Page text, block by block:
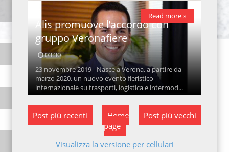
Alis promuove l’accordo con
gruppo Veronafiere
03:30
23 novembre 2019 - Nasce a Verona, a partire da
marzo 2020, un nuovo evento fieristico
internazionale su trasporti, logistica e intermod...
Read more »
Post più recenti Post più vecchi
Home
page
Visualizza la versione per cellulari